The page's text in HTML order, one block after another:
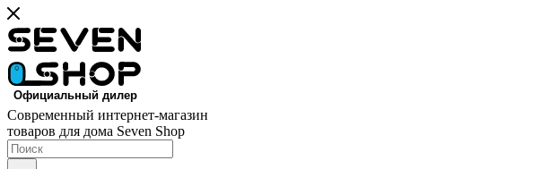
Современный интернет-магазин
товаров для дома Seven Shop